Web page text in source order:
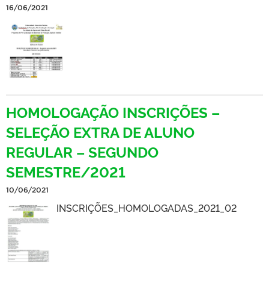
16/06/2021
HOMOLOGAÇÃO INSCRIÇÕES –
SELEÇÃO EXTRA DE ALUNO
REGULAR – SEGUNDO
SEMESTRE/2021
10/06/2021
INSCRIÇÕES_HOMOLOGADAS_2021_02